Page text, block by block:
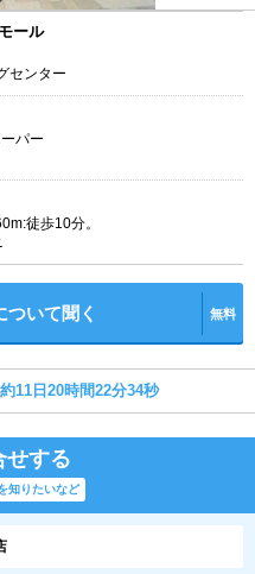
ール
センター
パー
徒歩10分。
ついて聞く 無料
11日20時間22分34秒
せする
知りたいなど